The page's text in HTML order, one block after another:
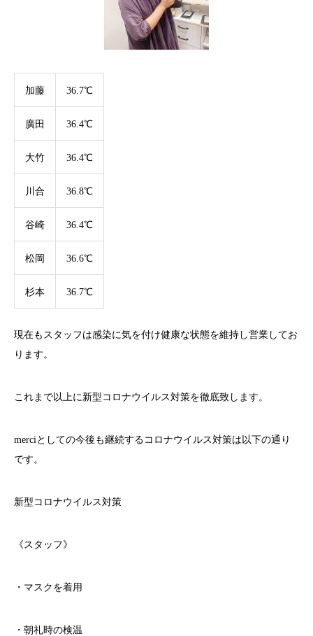
加藤 36.7℃
廣田 36.4℃
大竹 36.4℃
川合 36.8℃
谷崎 36.4℃
松岡 36.6℃
杉本 36.7℃
現在もスタッフは感染に気を付け健康な状態を維持し営業してお
ります。
これまで以上に新型コロナウイルス対策を徹底致します。
merci としての今後も継続するコロナウイルス対策は以下の通り
です。
新型コロナウイルス対策
《スタッフ》
・マスクを着用
・朝礼時の検温